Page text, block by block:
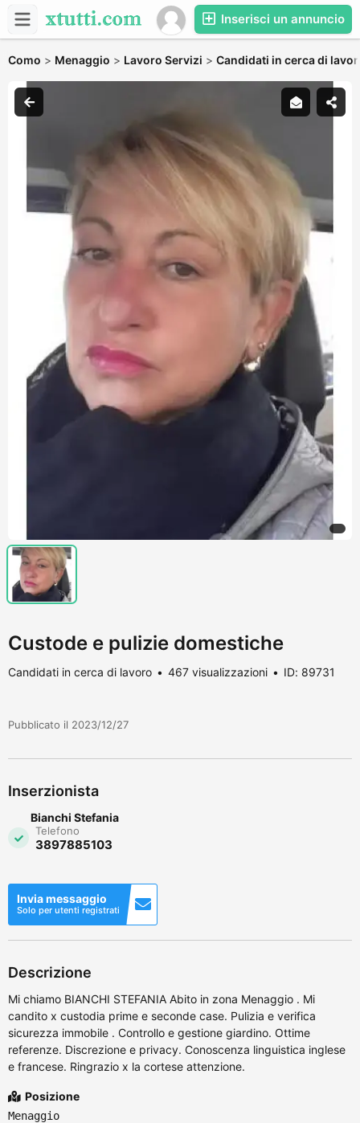
Inserisci un annuncio
Como > Menaggio > Lavoro Servizi > Candidati in cerca di
Custode e pulizie domestiche
Candidati in cerca di lavoro 467 visualizzazioni ID: 89731
Pubblicato il 2023/12/27
Inserzionista
Bianchi Stefania
Telefono
3897885103
Invia messaggio
Solo per utenti registrati
Descrizione
Mi chiamo BIANCHI STEFANIA Abito in zona Menaggio . Mi
candito x custodia prime e seconde case. Pulizia e verifica
sicurezza immobile . Controllo e gestione giardino. Ottime
referenze. Discrezione e privacy. Conoscenza linguistica inglese
e francese. Ringrazio x la cortese attenzione.
Posizione
Menaggio